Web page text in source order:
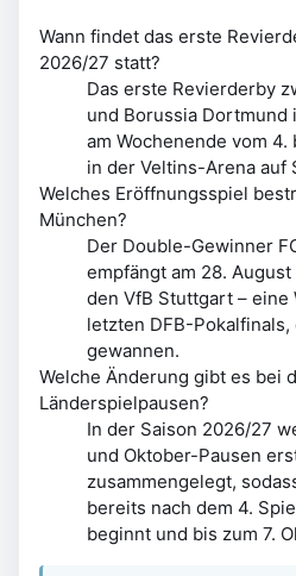
Wann findet das erste
2026/27 statt?
Das erste Revierderby
und Borussia Dortmund
am Wochenende vom
in der Veltins-Arena auf
Welches Eröffnungsspiel
München?
Der Double-Gewinner
empfängt am 28.
den VfB Stuttgart – eine
letzten DFB-
gewannen.
Welche Änderung gibt es bei
Länderspielpausen?
In der Saison 2026/27
und Oktober-Pausen
zusammengelegt,
bereits nach dem 4.
beginnt und bis zum 7.